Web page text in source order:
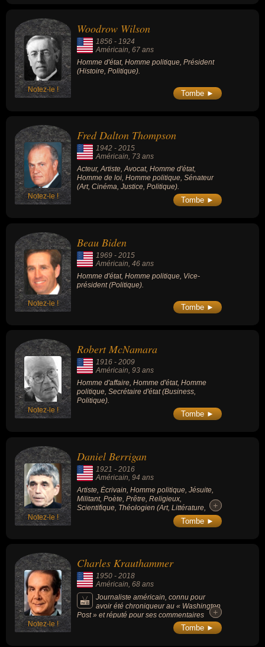
Notez-le !
Woodrow Wilson
1856 - 1924
Américain , 67 ans
Homme d'état, Homme politique, Président
(Histoire, Politique).
Tombe ►
Notez-le !
Fred Dalton Thompson
1942 - 2015
Américain, 73 ans
Acteur, Artiste, Avocat, Homme d'état,
Homme de loi, Homme politique, Sénateur
(Art, Cinéma, Justice, Politique).
Tombe ►
Notez-le !
Beau Biden
1969 - 2015
Américain , 46 ans
Homme d'état, Homme politique, Vice-
président (Politique).
Tombe ►
Notez-le !
Robert McNamara
1916 - 2009
Américain, 93 ans
Homme d'affaire, Homme d'état, Homme
politique, Secrétaire d'état (Business,
Politique).
Tombe ►
Notez-le !
Daniel Berrigan
1921 - 2016
Américain, 94 ans
Artiste, Écrivain, Homme politique, Jésuite,
Militant, Poète, Prêtre, Religieux,
Scientifique, Théologien (Art, Littérature,
+
+
Tombe ►
Notez-le !
Charles Krauthammer
1950 - 2018
Américain, 68 ans
Journaliste américain, connu pour
avoir été chroniqueur au « Washington
Post » et réputé pour ses commentaires
mordants et des prises de position
+
+
Tombe ►